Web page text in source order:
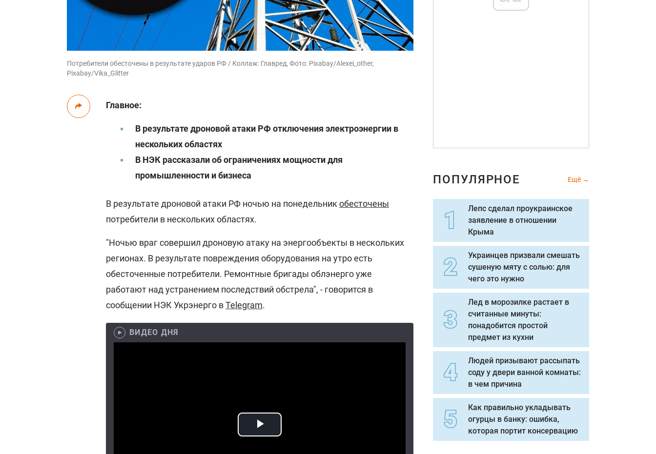
Потребители обесточены в результате ударов РФ / Коллаж: Главред, Фото: Pixabay/Alexei_other,
Pixabay/Vika_Glitter
Главное:
В результате дроновой атаки РФ отключения электроэнергии в
нескольких областях
В НЭК рассказали об ограничениях мощности для
промышленности и бизнеса
В результате дроновой атаки РФ ночью на понедельник обесточены
потребители в нескольких областях.
"Ночью враг совершил дроновую атаку на энергообъекты в нескольких
регионах. В результате повреждения оборудования на утро есть
обесточенные потребители. Ремонтные бригады облэнерго уже
работают над устранением последствий обстрела", - говорится в
сообщении НЭК Укрэнерго вTelegram.
ВИДЕО ДНЯ
ПОПУЛЯРНОЕ Ещё
Лепс сделал проукраинское
заявление в отношении
Крыма
Украинцев призвали смешать
сушеную мяту с солью: для
чего это нужно
Лед в морозилке растает в
считанные минуты:
понадобится простой
предмет из кухни
Людей призывают рассыпать
соду у двери ванной комнаты:
в чем причина
Как правильно укладывать
огурцы в банку: ошибка,
которая портит консервацию